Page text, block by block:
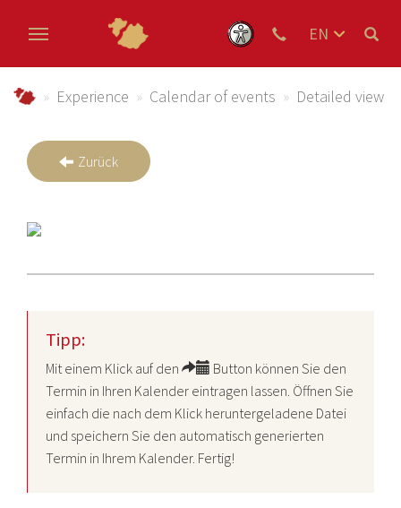
EN
Urlaub im Schmallenberger Sauerland und der
Experience Calendar of events Detailed view
Zurück
Tipp:
Mit einem Klick auf den
Button können Sie den
Termin in Ihren Kalender eintragen lassen. Öffnen Sie
einfach die nach dem Klick heruntergeladene Datei
und speichern Sie den automatisch generierten
Termin in Ihrem Kalender. Fertig!